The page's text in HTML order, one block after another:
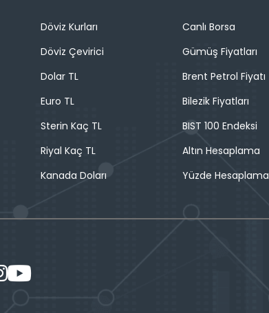
Döviz Kurları
Döviz Çevirici
Dolar TL
Euro TL
Sterin Kaç TL
Riyal Kaç TL
Kanada Doları
Canlı Borsa
Gümüş Fiyatları
Brent Petrol Fiyatı
Bilezik Fiyatları
BIST 100 Endeksi
Altın Hesaplama
Yüzde Hesaplama